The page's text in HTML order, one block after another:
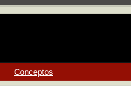
Conceptos